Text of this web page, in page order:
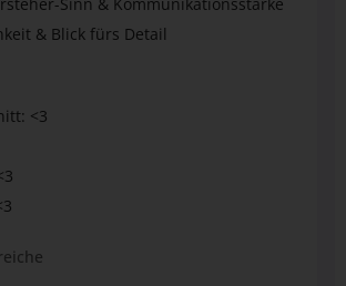
& Blick fürs Detail
<3